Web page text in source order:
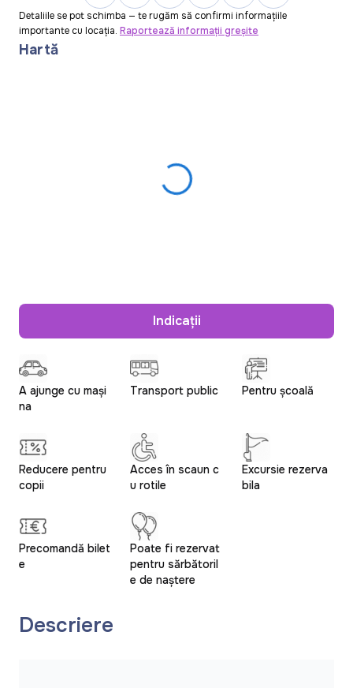
A ajunge cu mași
na
Transport public Pentru școală
Reducere pentru
copii
Acces în scaun c
u rotile
Excursie rezerva
bila
Precomandă bilet
e
Poate fi rezervat
pentru sărbătoril
e de naștere
Descriere
Detaliile se pot schimba — te rugăm să confirmi informațiile
importante cu locația. Raportează informații greșite
Hartă
Indicații